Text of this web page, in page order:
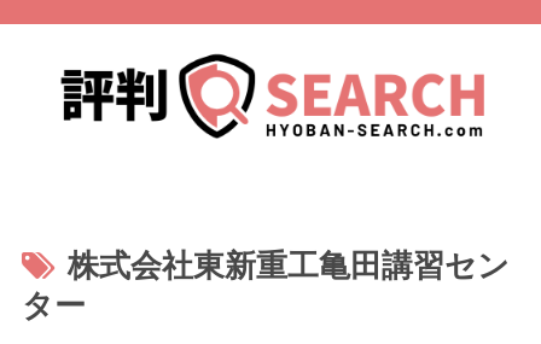
株式会社東新重工亀田講習セン
ター